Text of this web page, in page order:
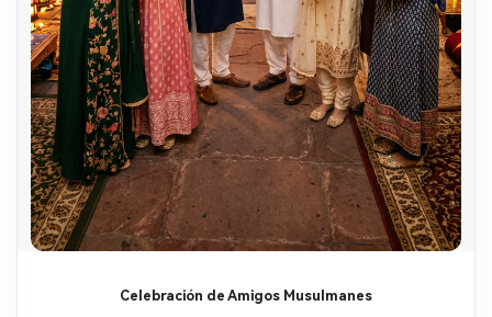
Celebración de Amigos Musulmanes